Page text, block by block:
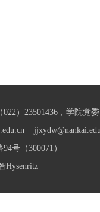
）23501436，学院党
号（300071）
Hysenritz